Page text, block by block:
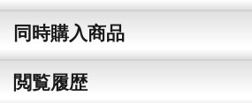
同時購入商品
閲覧履歴